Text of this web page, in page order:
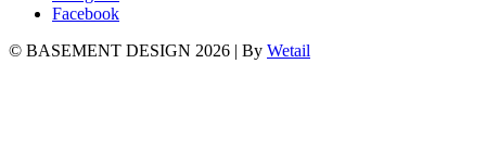
Facebook
© BASEMENT DESIGN 2026 | By Wetail